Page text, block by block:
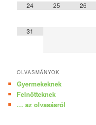
24 25 26
31
OLVASMÁNYOK
Gyermekeknek
Felnőtteknek
… az olvasásról